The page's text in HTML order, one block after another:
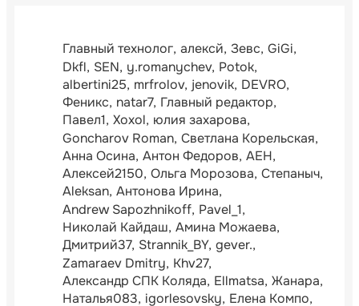
Главный технолог алексй Зевс GiGi
Dkfl SEN y.romanychev Potok
albertini25 mrfrolov jenovik DEVRO
Феникс natar7 Главный редактор
Павел1 Xoxol юлия захарова
Goncharov Roman Светлана Корельская
Анна Осина Антон Федоров АЕН
Алексей2150 Ольга Морозова Степаныч
Aleksan Антонова Ирина
Andrew Sapozhnikoff Pavel_1
Николай Кайдаш Амина Можаева
Дмитрий37 Strannik_BY gever.
Zamaraev Dmitry Khv27
Александр СПК Коляда Ellmatsa Жанара
Наталья083 igorlesovsky Елена Компо